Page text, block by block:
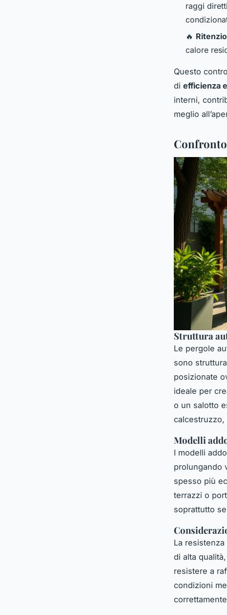
raggi
🔥
calore
Questo
di efficienza
interni,
meglio
Struttura
Le pergole
sono
posizionate
ideale per
o un salotto
calcestruzzo,
Modelli
I modelli
prolungando
spesso più
terrazzi o
soprattutto
La
di alta
resistere a
condizioni